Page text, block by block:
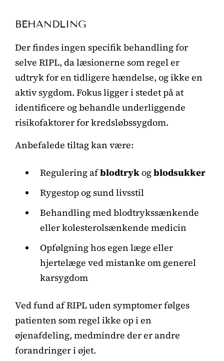
BEHANDLING
Der findes ingen specifik behandling for
selve RIPL, da læsionerne som regel er
udtryk for en tidligere hændelse, og ikke en
aktiv sygdom. Fokus ligger i stedet på at
identificere og behandle underliggende
risikofaktorer for kredsløbssygdom.
Anbefalede tiltag kan være:
Regulering afblodtrykogblodsukker
Rygestop og sund livsstil
Behandling med blodtrykssænkende
eller kolesterolsænkende medicin
Opfølgning hos egen læge eller
hjertelæge ved mistanke om generel
karsygdom
Ved fund af RIPL uden symptomer følges
patienten som regel ikke op i en
øjenafdeling, medmindre der er andre
forandringer i øjet.